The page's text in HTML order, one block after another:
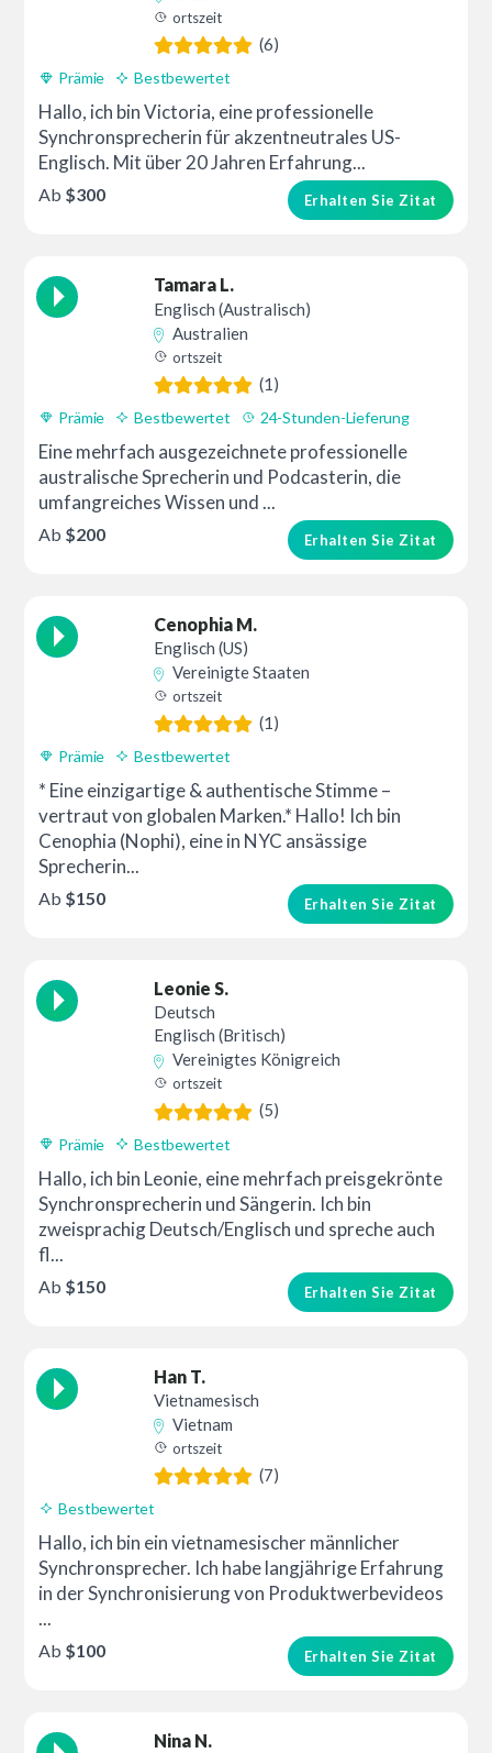
ortszeit
(6)
Prämie Bestbewertet
Hallo, ich bin Victoria, eine professionelle
Synchronsprecherin für akzentneutrales US-
Englisch. Mit über 20 Jahren Erfahrung...
Erhalten Sie Zitat
Ab $300
Tamara L.
Englisch (Australisch)
Australien
ortszeit
(1)
Prämie Bestbewertet 24-Stunden-Lieferung
Eine mehrfach ausgezeichnete professionelle
australische Sprecherin und Podcasterin, die
umfangreiches Wissen und ...
Erhalten Sie Zitat
Ab $200
Cenophia M.
Englisch (US)
Vereinigte Staaten
ortszeit
(1)
Prämie Bestbewertet
* Eine einzigartige & authentische Stimme –
vertraut von globalen Marken.* Hallo! Ich bin
Cenophia (Nophi), eine in NYC ansässige
Sprecherin...
Erhalten Sie Zitat
Ab $150
Leonie S.
Deutsch
Englisch (Britisch)
Vereinigtes Königreich
ortszeit
(5)
Prämie Bestbewertet
Hallo, ich bin Leonie, eine mehrfach preisgekrönte
Synchronsprecherin und Sängerin. Ich bin
zweisprachig Deutsch/Englisch und spreche auch
fl...
Erhalten Sie Zitat
Ab $150
Han T.
Vietnamesisch
Vietnam
ortszeit
(7)
Bestbewertet
Hallo, ich bin ein vietnamesischer männlicher
Synchronsprecher. Ich habe langjährige Erfahrung
in der Synchronisierung von Produktwerbevideos
...
Erhalten Sie Zitat
Ab $100
Nina N.